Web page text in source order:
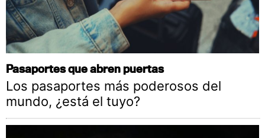
Pasaportes que abren puertas
Los pasaportes más poderosos del
mundo, ¿está el tuyo?